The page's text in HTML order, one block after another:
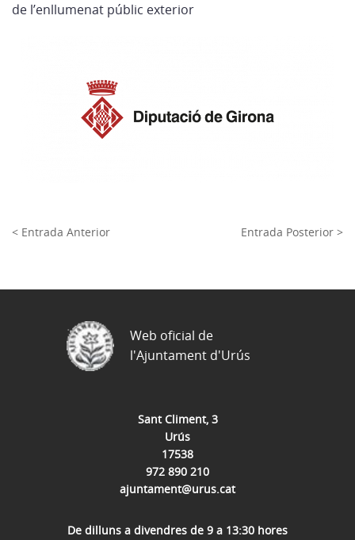
de l’enllumenat públic exterior
< Entrada Anterior Entrada Posterior >
Sant Climent, 3
Urús
17538
972 890 210
ajuntament@urus.cat
De dilluns a divendres de 9 a 13:30 hores
Web oficial de
l'Ajuntament d'Urús